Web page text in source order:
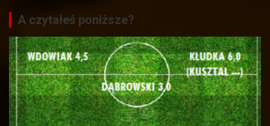
A czytałeś poniższe?